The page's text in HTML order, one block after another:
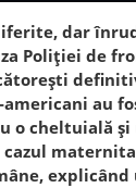
dar
Poliției de
americani au
o cheltuială și
cazul
explicând